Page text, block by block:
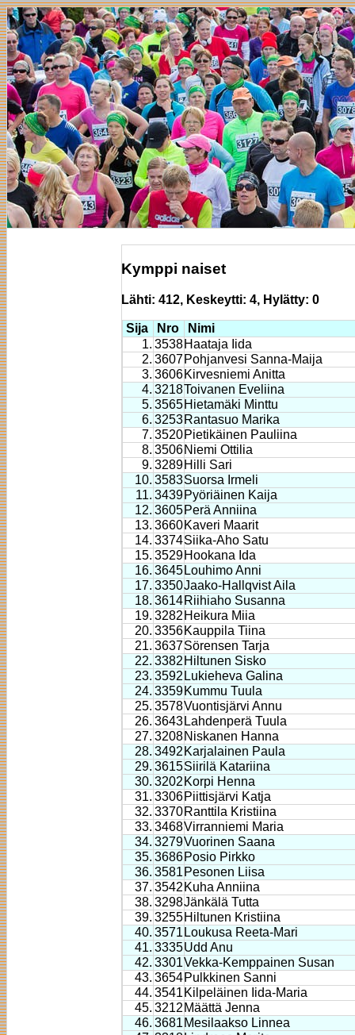
Kymppi naiset
Lähti: 412, Keskeytti: 4, Hylätty: 0
Sija Nro
Nimi
1. 3538Haataja Iida
2. 3607Pohjanvesi Sanna-Maija
3. 3606Kirvesniemi Anitta
4. 3218Toivanen Eveliina
5. 3565Hietamäki Minttu
6. 3253Rantasuo Marika
7. 3520Pietikäinen Pauliina
8. 3506Niemi Ottilia
9. 3289Hilli Sari
10. 3583Suorsa Irmeli
11. 3439Pyöriäinen Kaija
12. 3605Perä Anniina
13. 3660Kaveri Maarit
14. 3374Siika-Aho Satu
15. 3529Hookana Ida
16. 3645 Louhimo Anni
17. 3350Jaako-Hallqvist Aila
18. 3614Riihiaho Susanna
19. 3282 Heikura Miia
20. 3356Kauppila Tiina
21. 3637Sörensen Tarja
22. 3382 Hiltunen Sisko
23. 3592 Lukieheva Galina
24. 3359Kummu Tuula
25. 3578Vuontisjärvi Annu
26. 3643 Lahdenperä Tuula
27. 3208Niskanen Hanna
28. 3492 Karjalainen Paula
29. 3615Siirilä Katariina
30. 3202 Korpi Henna
31. 3306Piittisjärvi Katja
32. 3370Ranttila Kristiina
33. 3468Virranniemi Maria
34. 3279Vuorinen Saana
35. 3686Posio Pirkko
36. 3581 Pesonen Liisa
37. 3542 Kuha Anniina
38. 3298Jänkälä Tutta
39. 3255Hiltunen Kristiina
40. 3571 Loukusa Reeta-Mari
41. 3335Udd Anu
42. 3301Vekka-Kemppainen Susan
43. 3654Pulkkinen Sanni
44. 3541 Kilpeläinen Iida-Maria
45. 3212 Määttä Jenna
46. 3681 Mesilaakso Linnea